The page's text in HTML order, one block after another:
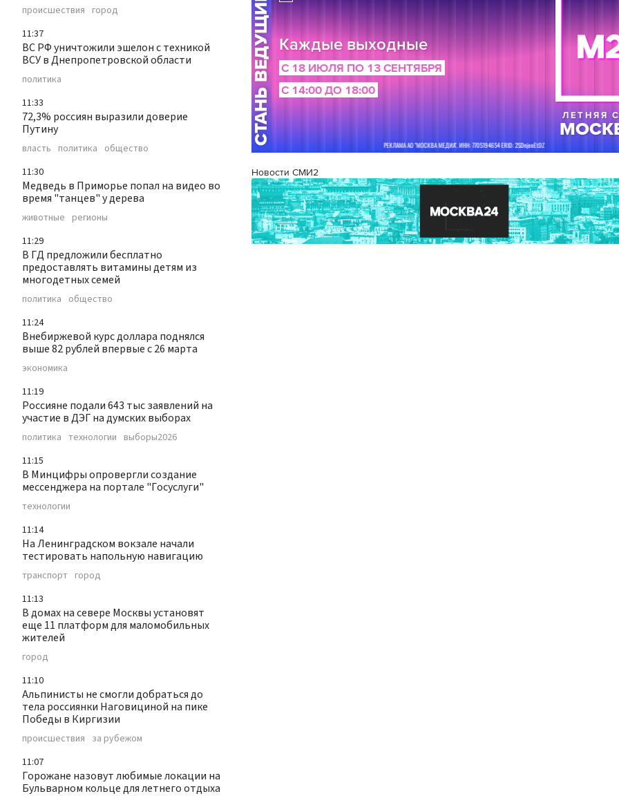
происшествия город
11:37
ВС РФ уничтожили эшелон с техникой
ВСУ в Днепропетровской области
политика
11:33
72,3% россиян выразили доверие
Путину
власть политика общество
11:30
Медведь в Приморье попал на видео во
время "танцев" у дерева
животные регионы
11:29
В ГД предложили бесплатно
предоставлять витамины детям из
многодетных семей
политика общество
11:24
Внебиржевой курс доллара поднялся
выше 82 рублей впервые с 26 марта
экономика
11:19
Россияне подали 643 тыс заявлений на
участие в ДЭГ на думских выборах
политика технологии выборы2026
11:15
В Минцифры опровергли создание
мессенджера на портале "Госуслуги"
технологии
11:14
На Ленинградском вокзале начали
тестировать напольную навигацию
транспорт город
11:13
В домах на севере Москвы установят
еще 11 платформ для маломобильных
жителей
город
11:10
Альпинисты не смогли добраться до
тела россиянки Наговициной на пике
Победы в Киргизии
происшествия за рубежом
11:07
Горожане назовут любимые локации на
Бульварном кольце для летнего отдыха
Новости СМИ2